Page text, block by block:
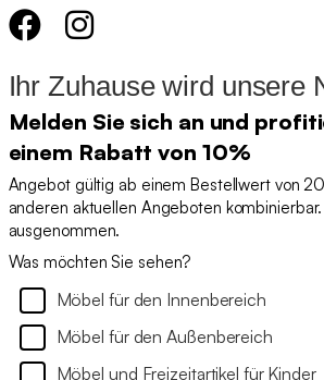
Ihr Zuhause wird unsere
Melden Sie sich an und
einem Rabatt von 10%
Angebot gültig ab einem Bestellwert von
anderen aktuellen Angeboten kombinierbar.
ausgenommen.
Was möchten Sie sehen?
Möbel für den Innenbereich
Möbel für den Außenbereich
Möbel und Freizeitartikel für Kinder